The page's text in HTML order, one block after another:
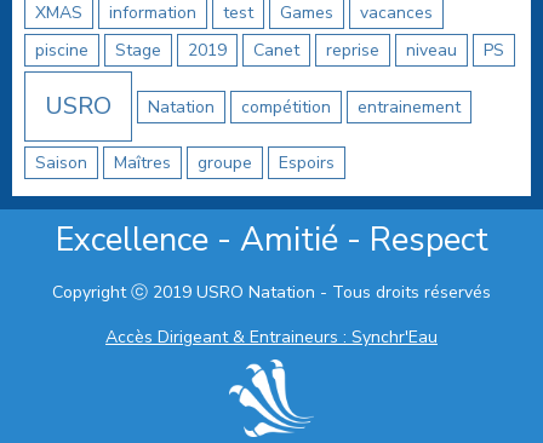
XMAS information test Games
vacances
piscine
Stage 2019 Canet reprise niveau PS
USRO Natation compétition entrainement
Saison Maîtres groupe Espoirs
Excellence - Amitié - Respect
Copyright ⓒ 2019 USRO Natation - Tous droits réservés
Accès Dirigeant & Entraineurs : Synchr'Eau